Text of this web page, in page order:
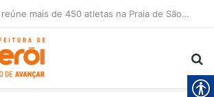
Super Paddle reúne mais de 450 atletas na Praia de São Francisco neste sábado (8)